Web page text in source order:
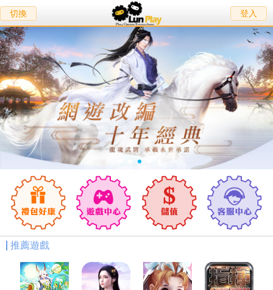
切換 登入
推薦遊戲